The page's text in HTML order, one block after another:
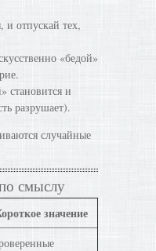
и отпускай тех,
«бедой»
становится и
разрушает).
случайные
смыслу
значение